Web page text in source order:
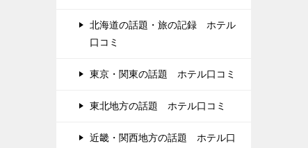
北海道の話題・旅の記録 ホテル
口コミ
東京・関東の話題 ホテル口コミ
東北地方の話題 ホテル口コミ
近畿・関西地方の話題 ホテル口